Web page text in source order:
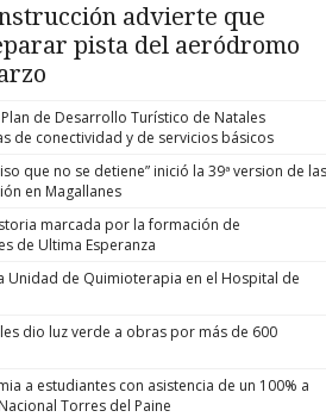
advierte que
pista del aeródromo
de Desarrollo Turístico de Natales
de conectividad y de servicios básicos
que no se detiene” inició la 39ª version de las
en Magallanes
marcada por la formación de
de Ultima Esperanza
Unidad de Quimioterapia en el Hospital de
dio luz verde a obras por más de 600
a estudiantes con asistencia de un 100% a
Torres del Paine